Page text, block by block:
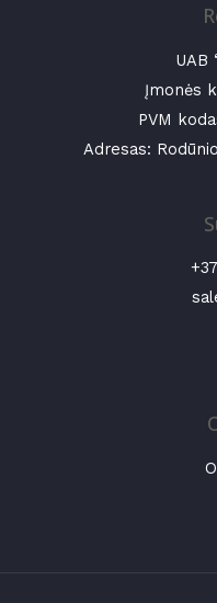
UAB
Įmonės
PVM
Adresas: